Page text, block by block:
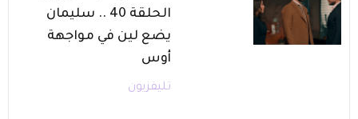
الحلقة 40 .. سليمان
يضع لين في مواجهة
أوس
تليفزيون